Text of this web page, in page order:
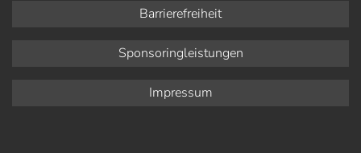
Barrierefreiheit
Sponsoringleistungen
Impressum